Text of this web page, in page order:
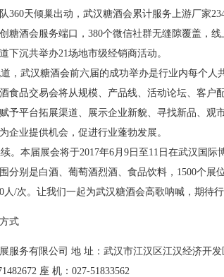
360天倾巢出动，武汉糖酒会累计服务上游厂家
糖酒会服务端口，380个微信社群无缝隙覆盖，
下沉共举办21场地市级经销商活动。
，武汉糖酒会前六届的成功举办是行业内每个人
酒食品交易会将从规模、产品线、活动论坛、客户
予平台拓展渠道、展示企业新貌、寻找新品、观
企业提供机会，促进行业蓬勃发展。
。本届展会将于2017年6月9日至11日在武汉国际
分别是白酒、葡萄酒烈酒、食品饮料，1500个展
人/次。让我们一起为武汉糖酒会高歌呐喊，期待行
式
服务有限公司 地 址：武汉市江汉区江汉经济开
座 机：027-51833562